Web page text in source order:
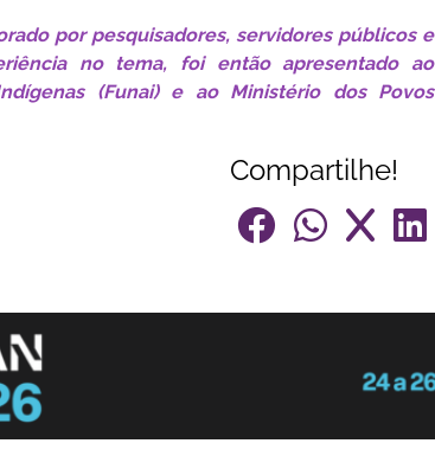
por pesquisadores, servidores públicos e
no tema, foi então apresentado ao
(Funai) e ao Ministério dos Povos
Compartilhe!